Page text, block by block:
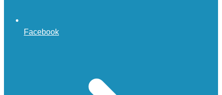
Facebook